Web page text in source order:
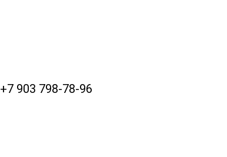
+7 903 798-78-96